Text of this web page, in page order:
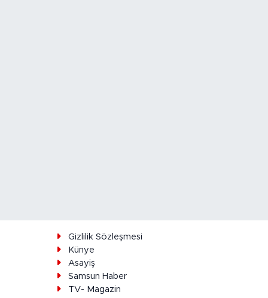
Gizlilik Sözleşmesi
Künye
Asayiş
Samsun Haber
TV- Magazin